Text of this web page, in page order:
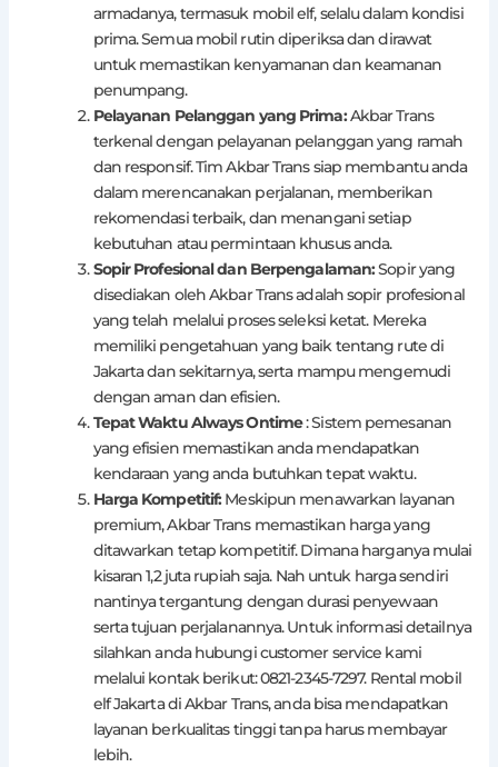
armadanya, termasuk mobil elf, selalu dalam kondisi
prima. Semua mobil rutin diperiksa dan dirawat
untuk memastikan kenyamanan dan keamanan
penumpang.
Pelayanan Pelanggan yang Prima:Akbar Trans
terkenal dengan pelayanan pelanggan yang ramah
dan responsif. Tim Akbar Trans siap membantu anda
dalam merencanakan perjalanan, memberikan
rekomendasi terbaik, dan menangani setiap
kebutuhan atau permintaan khusus anda.
Sopir Profesional dan Berpengalaman:Sopir yang
disediakan oleh Akbar Trans adalah sopir profesional
yang telah melalui proses seleksi ketat. Mereka
memiliki pengetahuan yang baik tentang rute di
Jakarta dan sekitarnya, serta mampu mengemudi
dengan aman dan efisien.
Tepat Waktu Always Ontime: Sistem pemesanan
yang efisien memastikan anda mendapatkan
kendaraan yang anda butuhkan tepat waktu.
Harga Kompetitif:Meskipun menawarkan layanan
premium, Akbar Trans memastikan harga yang
ditawarkan tetap kompetitif. Dimana harganya mulai
kisaran 1,2 juta rupiah saja. Nah untuk harga sendiri
nantinya tergantung dengan durasi penyewaan
serta tujuan perjalanannya. Untuk informasi detailnya
silahkan anda hubungi customer service kami
melalui kontak berikut: 0821-2345-7297. Rental mobil
elf Jakarta di Akbar Trans, anda bisa mendapatkan
layanan berkualitas tinggi tanpa harus membayar
lebih.